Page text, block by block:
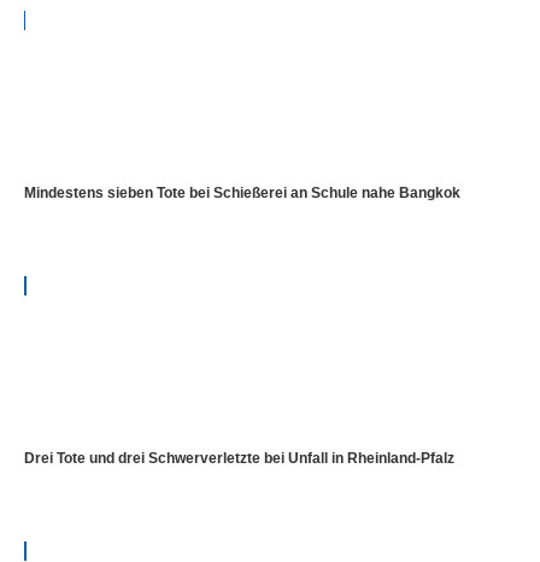
Mindestens sieben Tote bei Schießerei an Schule nahe Bangkok
Drei Tote und drei Schwerverletzte bei Unfall in Rheinland-Pfalz